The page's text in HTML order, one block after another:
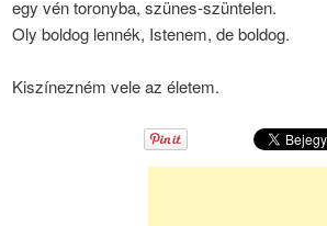
egy vén toronyba, szünes-szüntelen.
Oly boldog lennék, Istenem, de boldog.
Kiszínezném vele az életem.